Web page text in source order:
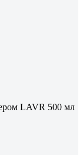
LAVR 500 мл